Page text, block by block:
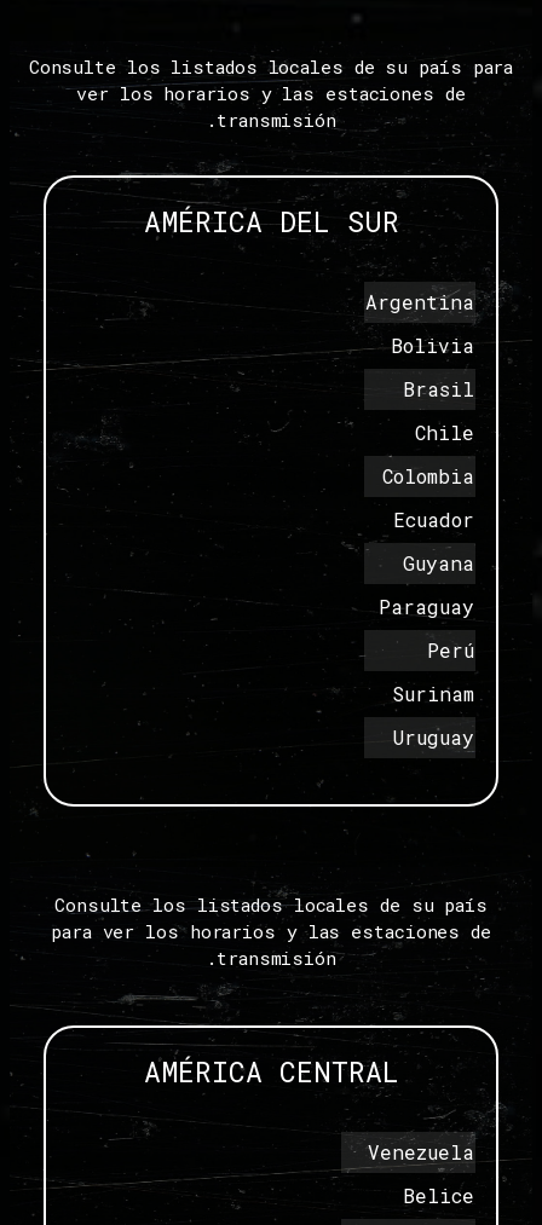
Consulte los listados locales de su país para
ver los horarios y las estaciones de
transmisión.
AMÉRICA DEL SUR
Argentina
Bolivia
Brasil
Chile
Colombia
Ecuador
Guyana
Paraguay
Perú
Surinam
Uruguay
Consulte los listados locales de su país
para ver los horarios y las estaciones de
transmisión.
AMÉRICA CENTRAL
Venezuela
Belice